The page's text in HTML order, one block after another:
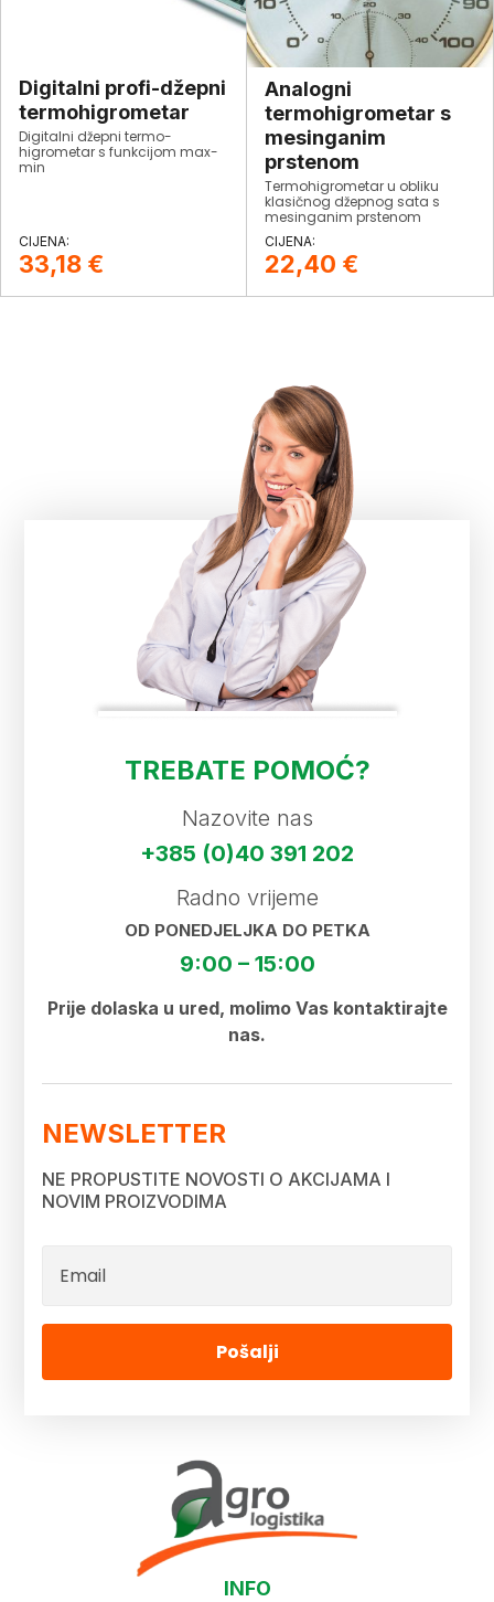
Digitalni profi-džepni
termohigrometar
Digitalni džepni termo-
higrometar s funkcijom max-
min
33,18 €
Analogni
termohigrometar s
mesinganim
prstenom
Termohigrometar u obliku
klasičnog džepnog sata s
mesinganim prstenom
22,40 €
TREBATE POMOĆ?
Nazovite nas
+385 (0)40 391 202
Radno vrijeme
OD PONEDJELJKA DO PETKA
9:00 – 15:00
Prije dolaska u ured, molimo Vas kontaktirajte
nas.
NEWSLETTER
NE PROPUSTITE NOVOSTI O AKCIJAMA I
NOVIM PROIZVODIMA
Pošalji
INFO